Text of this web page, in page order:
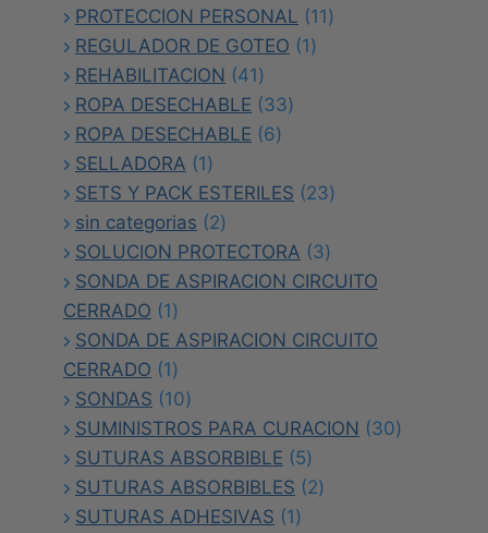
producto
PROTECCION PERSONAL 1111
REGULADOR DE GOTEO 11
REHABILITACION 4141
productos
ROPA DESECHABLE 3333
ROPA DESECHABLE 66
SELLADORA 11
producto
SETS Y PACK ESTERILES 2323
sin categorias 22
productos
SOLUCION PROTECTORA 33
productos
SONDA DE ASPIRACION CIRCUITO
CERRADO
11
producto
SONDA DE ASPIRACION CIRCUITO
CERRADO
11
producto
SONDAS 1010
productos
SUMINISTROS PARA CURACION 3030
SUTURAS ABSORBIBLE 55
productos
SUTURAS ABSORBIBLES 22
SUTURAS ADHESIVAS 11